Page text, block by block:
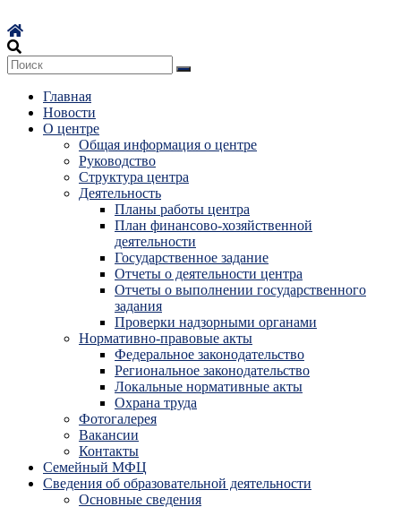
к
содержимому
Главная
Новости
О центре
Общая информация о центре
Руководство
Структура центра
Деятельность
Планы работы центра
План финансово-хозяйственной
деятельности
Государственное задание
Отчеты о деятельности центра
Отчеты о выполнении государственного
задания
Проверки надзорными органами
Нормативно-правовые акты
Федеральное законодательство
Региональное законодательство
Локальные нормативные акты
Охрана труда
Фотогалерея
Вакансии
Контакты
Семейный МФЦ
Сведения об образовательной деятельности
Основные сведения